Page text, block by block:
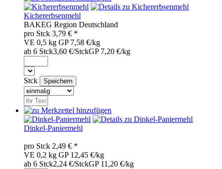
Kichererbsenmehl
BAKEG Region Deutschland
pro Stck 3,79 € *
VE 0,5 kg GP 7,58 €/kg
ab 6 Stck3,60 €/StckGP 7,20 €/kg
Stck
Dinkel-Paniermehl
pro Stck 2,49 € *
VE 0,2 kg GP 12,45 €/kg
ab 6 Stck2,24 €/StckGP 11,20 €/kg